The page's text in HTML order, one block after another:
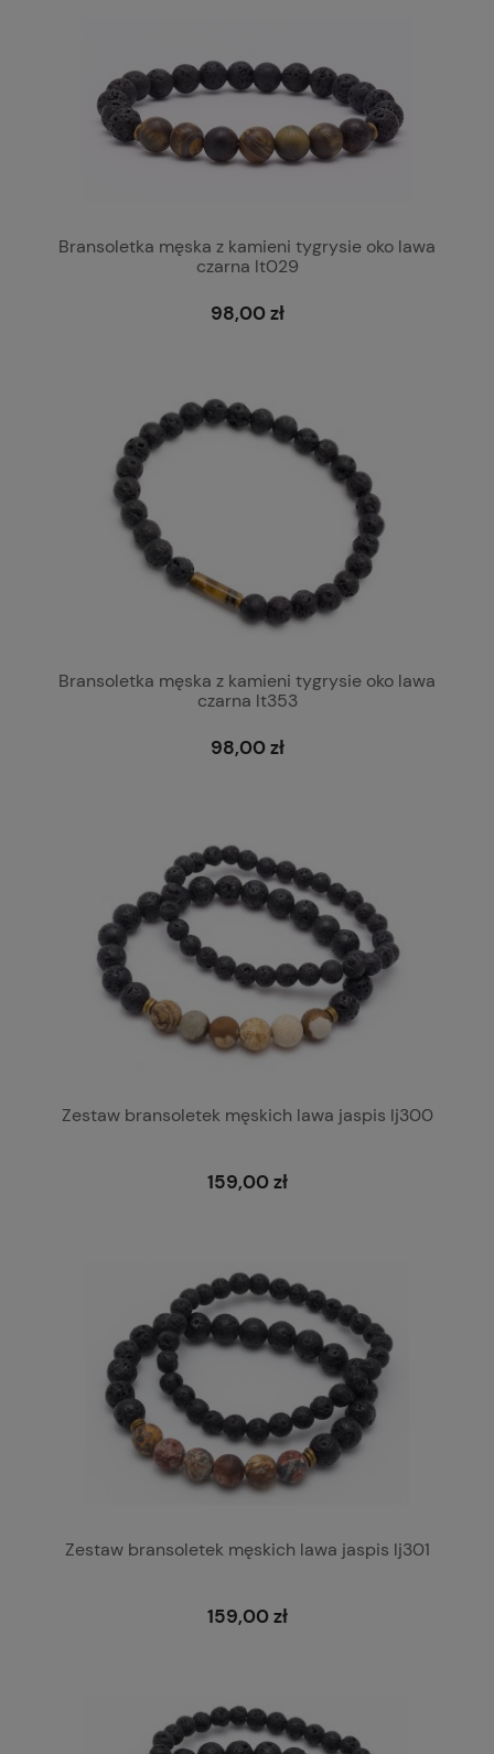
Bransoletka męska z kamieni tygrysie oko lawa
czarna lt029
98,00 zł
Bransoletka męska z kamieni tygrysie oko lawa
czarna lt353
98,00 zł
Zestaw bransoletek męskich lawa jaspis lj300
159,00 zł
Zestaw bransoletek męskich lawa jaspis lj301
159,00 zł